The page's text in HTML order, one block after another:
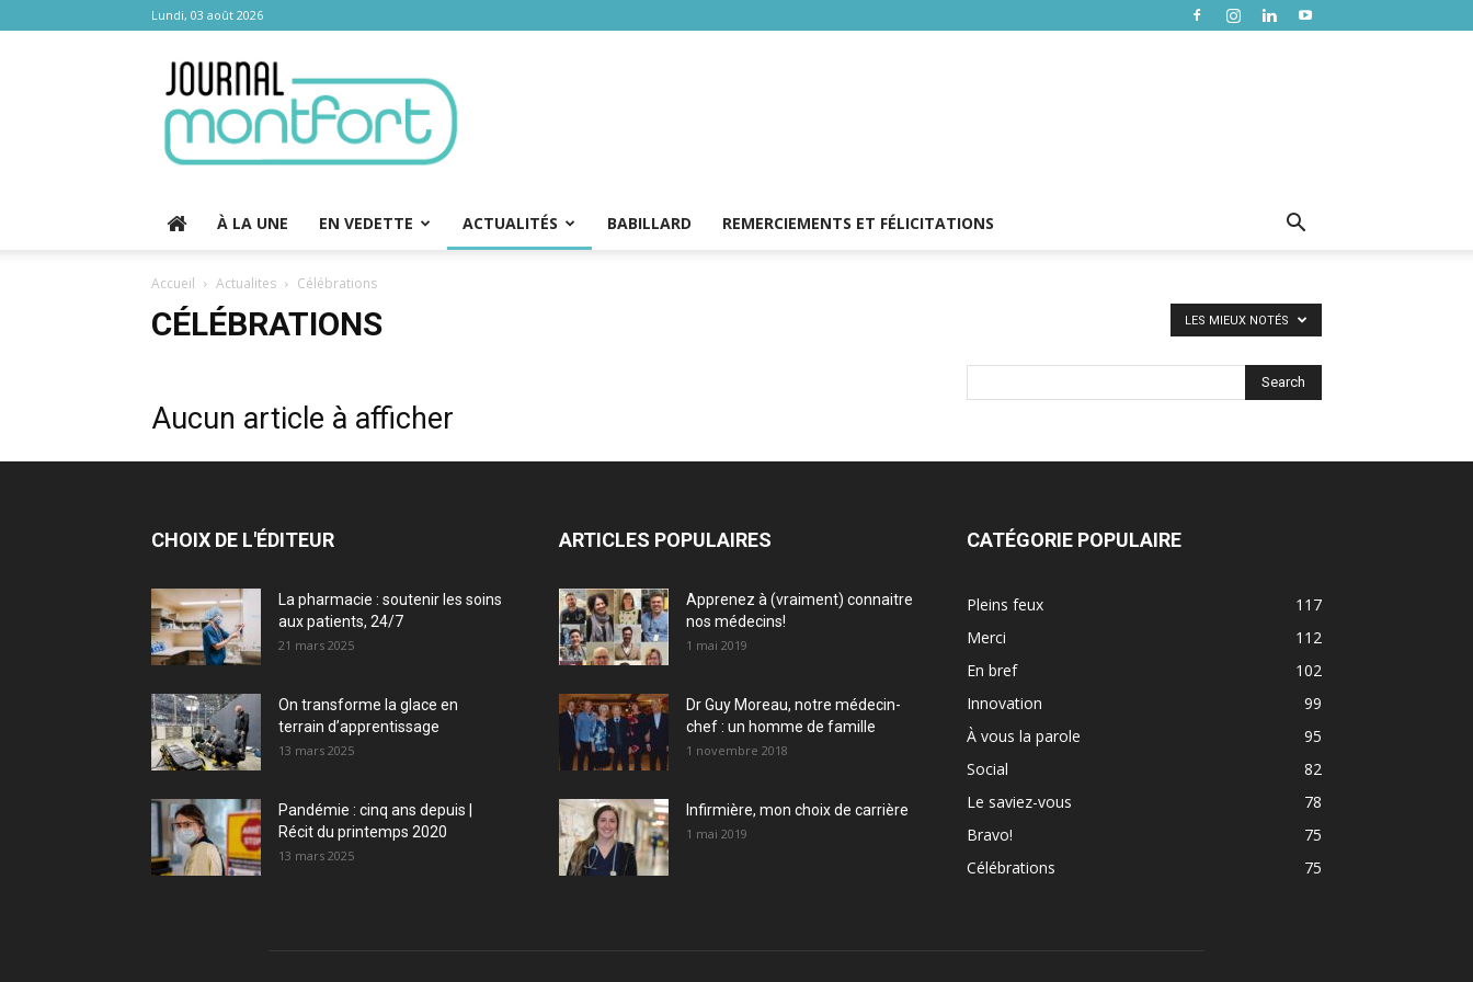
Lundi, 03 août 2026
Montfort
À LA UNE EN VEDETTE ACTUALITÉS BABILLARD REMERCIEMENTS ET FÉLICITATIONS
Accueil Actualites Célébrations
CÉLÉBRATIONS LES MIEUX NOTÉS
Aucun article à afficher
CHOIX DE L'ÉDITEUR
La pharmacie : soutenir les soins
aux patients, 24/7
21 mars 2025
On transforme la glace en
terrain d’apprentissage
13 mars 2025
Pandémie : cinq ans depuis |
Récit du printemps 2020
13 mars 2025
ARTICLES POPULAIRES
Apprenez à (vraiment) connaitre
nos médecins!
1 mai 2019
Dr Guy Moreau, notre médecin-
chef : un homme de famille
1 novembre 2018
Infirmière, mon choix de carrière
1 mai 2019
CATÉGORIE POPULAIRE
Pleins feux
117
Merci
112
En bref
102
Innovation
99
À vous la parole
95
Social
82
Le saviez-vous
78
Bravo!
75
Célébrations
75